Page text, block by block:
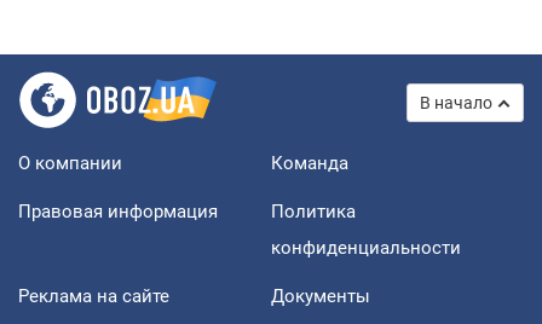
В начало
О компании Команда
Правовая информация
Политика
конфиденциальности
Реклама на сайте Документы